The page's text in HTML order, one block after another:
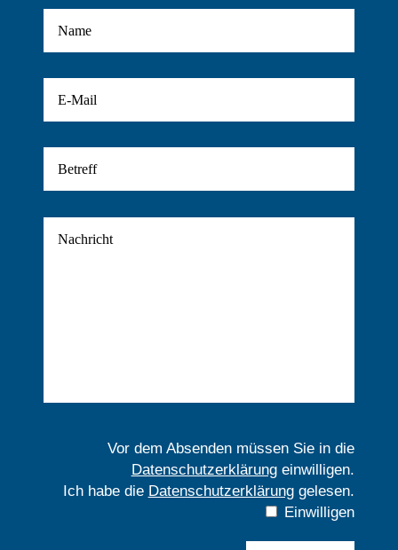
Vor dem Absenden müssen Sie in die
Datenschutzerklärungeinwilligen.
Ich habe die Datenschutzerklärunggelesen.
Einwilligen